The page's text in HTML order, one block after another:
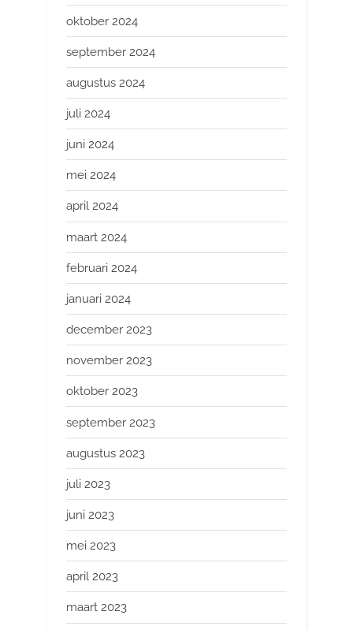
oktober 2024
september 2024
augustus 2024
juli 2024
juni 2024
mei 2024
april 2024
maart 2024
februari 2024
januari 2024
december 2023
november 2023
oktober 2023
september 2023
augustus 2023
juli 2023
juni 2023
mei 2023
april 2023
maart 2023